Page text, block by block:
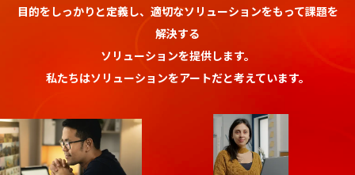
目的をしっかりと定義し、適切なソリューションをもって課題を
解決する
ソリューションを提供します。
私たちはソリューションをアートだと考えています。